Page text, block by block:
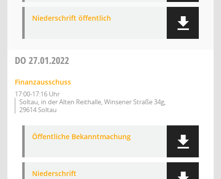
Niederschrift öffentlich
DO 27.01.2022
Finanzausschuss
17:00-17:16 Uhr
Soltau, in der Alten Reithalle, Winsener Straße 34g,
29614 Soltau
Öffentliche Bekanntmachung
Niederschrift